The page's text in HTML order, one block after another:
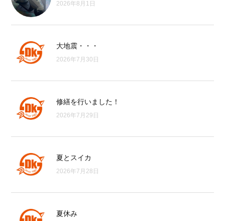
2026年8月1日
大地震・・・
2026年7月30日
修繕を行いました！
2026年7月29日
夏とスイカ
2026年7月28日
夏休み